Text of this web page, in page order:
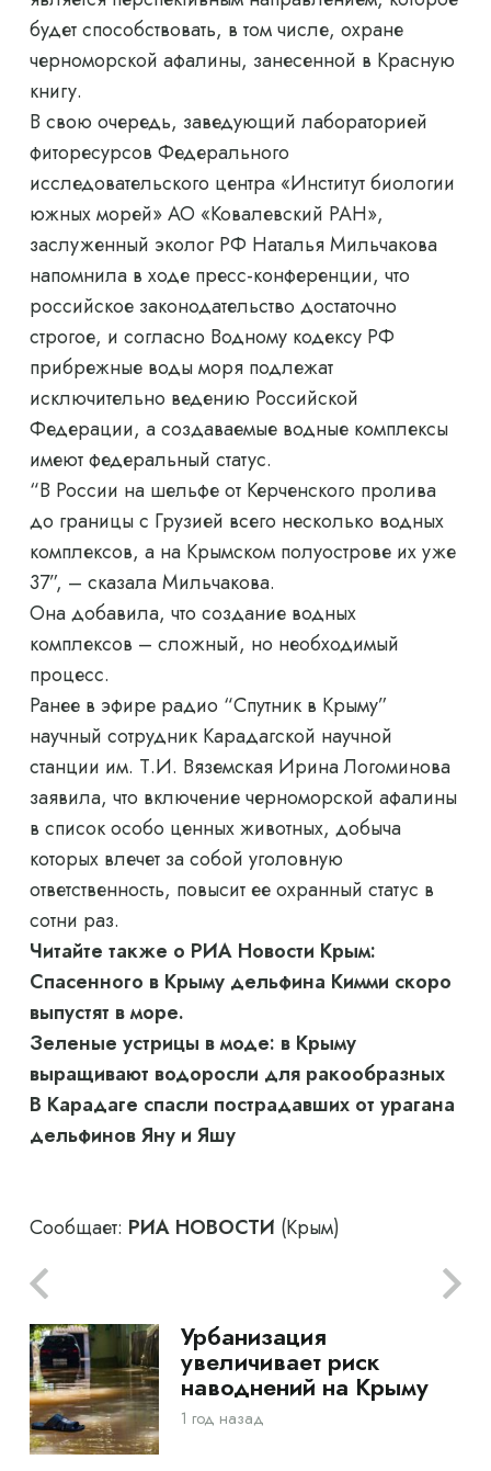
будет способствовать, в том числе, охране
черноморской афалины, занесенной в Красную
книгу.
В свою очередь, заведующий лабораторией
фиторесурсов Федерального
исследовательского центра «Институт биологии
южных морей» АО «Ковалевский РАН»,
заслуженный эколог РФ Наталья Мильчакова
напомнила в ходе пресс-конференции, что
российское законодательство достаточно
строгое, и согласно Водному кодексу РФ
прибрежные воды моря подлежат
исключительно ведению Российской
Федерации, а создаваемые водные комплексы
имеют федеральный статус.
“В России на шельфе от Керченского пролива
до границы с Грузией всего несколько водных
комплексов, а на Крымском полуострове их уже
37”, – сказала Мильчакова.
Она добавила, что создание водных
комплексов – сложный, но необходимый
процесс.
Ранее в эфире радио “Спутник в Крыму”
научный сотрудник Карадагской научной
станции им. Т.И. Вяземская Ирина Логоминова
заявила, что включение черноморской афалины
в список особо ценных животных, добыча
которых влечет за собой уголовную
ответственность, повысит ее охранный статус в
сотни раз.
Читайте также о РИА Новости Крым:
Спасенного в Крыму дельфина Кимми скоро
выпустят в море.
Зеленые устрицы в моде: в Крыму
выращивают водоросли для ракообразных
В Карадаге спасли пострадавших от урагана
дельфинов Яну и Яшу
Сообщает: РИА НОВОСТИ (Крым)
Урбанизация
увеличивает риск
наводнений на Крыму
1 год назад